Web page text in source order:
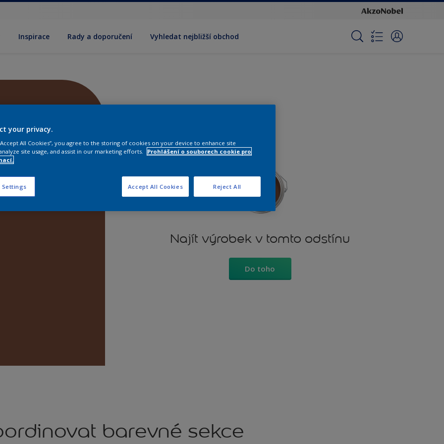
Inspirace Rady a doporučení Vyhledat nejbližší obchod
Najít výrobek v tomto odstínu
Do toho
barevné sekce
your privacy.
All Cookies”, you agree to the storing of cookies on your device to enhance site
site usage, and assist in our marketing efforts.
Prohlášení o souborech cookie pro
Settings Reject All
Accept All Cookies